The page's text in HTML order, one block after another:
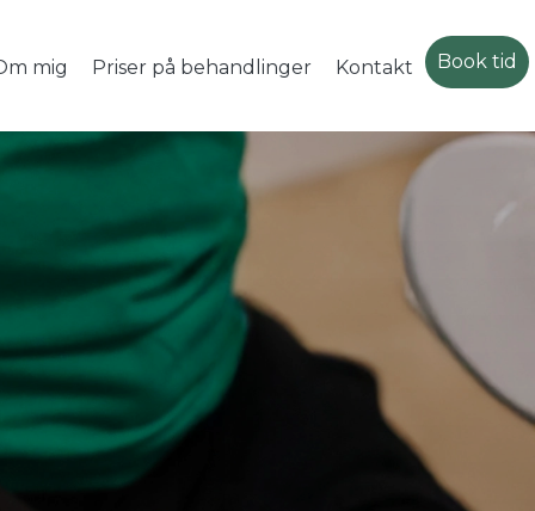
mig Priser på behandlinger Kontakt Book tid